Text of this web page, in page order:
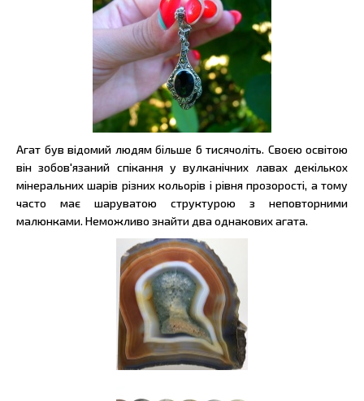
Агат був відомий людям більше 6 тисячоліть. Своєю освітою
він зобов'язаний спікання у вулканічних лавах декількох
мінеральних шарів різних кольорів і рівня прозорості, а тому
часто має шаруватою структурою з неповторними
малюнками. Неможливо знайти два однакових агата.